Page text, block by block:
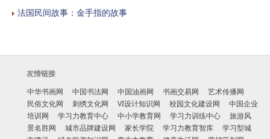
法国民间故事：金手指的故事
友情链接
中华书画网
中国书法网 中国油画网 书画交易网
艺术传播网
民俗文化网
刺绣文化网 VI设计知识网 校园文化建设网
中国企业
培训网
学习力教育中心 中小学教育网 学习力训练中心
旅游风
景名胜网
城市品牌建设网 家长学院 学习力教育智库
学习型城